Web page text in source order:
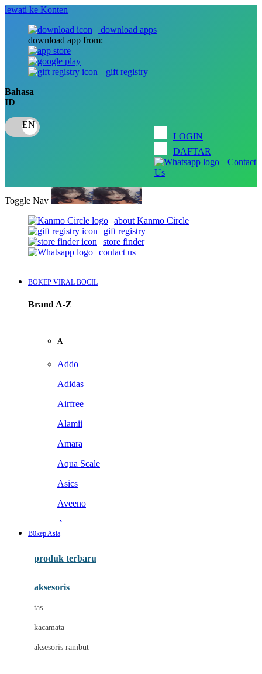
lewati ke Konten
download apps
download app from:
gift registry
Bahasa
ID
LOGIN
DAFTAR
Contact
Us
Toggle Nav
about Kanmo Circle
gift registry
store finder
contact us
BOKEP VIRAL BOCIL
Brand A-Z
A
Addo
Adidas
Airfree
Alamii
Amara
Aqua Scale
Asics
Aveeno
Awan
Baabaasheepz
Baby Dove
Baby Jogger
B0kep Asia
produk terbaru
aksesoris
tas
kacamata
aksesoris rambut